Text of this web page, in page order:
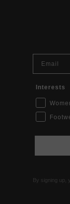
Interests
By signing up,